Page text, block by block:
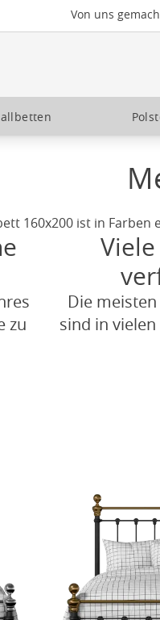
Von uns
160x200 ist in Farben
zu
Die
sind in